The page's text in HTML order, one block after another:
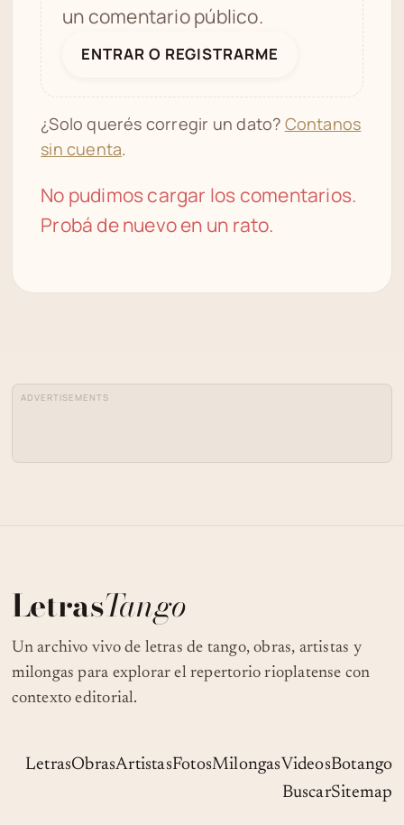
un comentario público.
ENTRAR O REGISTRARME
¿Solo querés corregir un dato? Contanos
sin cuenta.
No pudimos cargar los comentarios.
Probá de nuevo en un rato.
ADVERTISEMENTS
LetrasTango
Un archivo vivo de letras de tango, obras, artistas y
milongas para explorar el repertorio rioplatense con
contexto editorial.
LetrasObrasArtistasFotosMilongasVideosBotango
BuscarSitemap